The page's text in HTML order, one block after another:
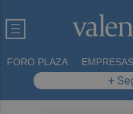
FORO PLAZA EMPRESAS
+